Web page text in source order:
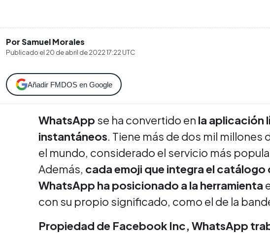
Por Samuel Morales
Publicado el 20 de abril de 2022 17:22 UTC
Añadir FMDOS en Google
WhatsApp se ha convertido en la aplicación
instantáneos. Tiene más de dos mil millones
el mundo, considerado el servicio más
Además, cada emoji que integra el catálogo
WhatsApp ha posicionado a la herramienta
con su propio significado, como el de la
Propiedad de Facebook Inc, WhatsApp